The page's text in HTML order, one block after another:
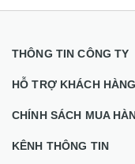
THÔNG TIN CÔNG TY
HỖ TRỢ KHÁCH HÀNG
CHÍNH SÁCH MUA
KÊNH THÔNG TIN